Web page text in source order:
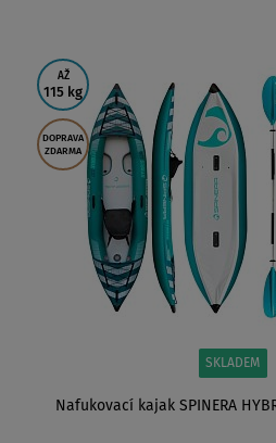
AŽ
115 kg
DOPRAVA
ZDARMA
SKLADEM
Nafukovací kajak SPINERA